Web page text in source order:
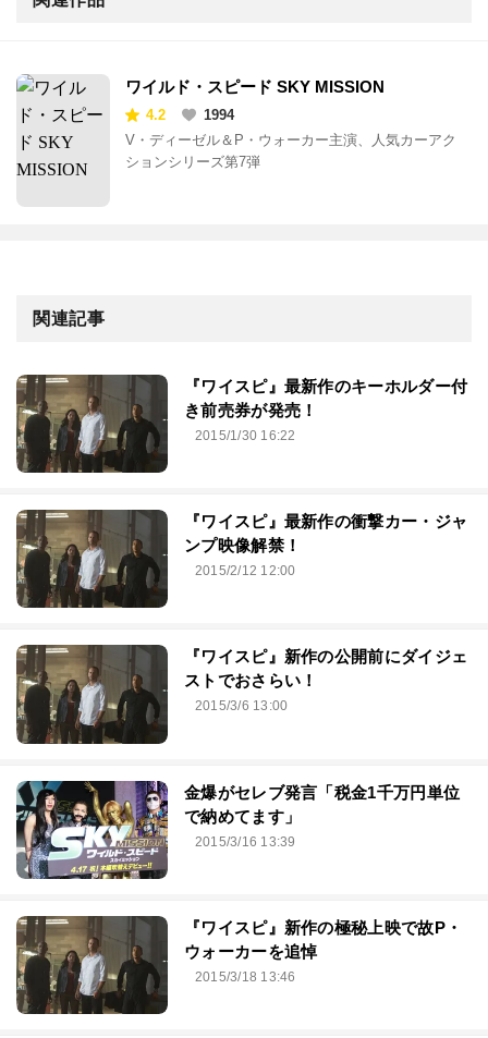
ワイルド・スピード SKY MISSION
4.2
1994
V・ディーゼル＆P・ウォーカー主演、人気カーアク
ションシリーズ第7弾
関連記事
『ワイスピ』最新作のキーホルダー付
き前売券が発売！
2015/1/30 16:22
『ワイスピ』最新作の衝撃カー・ジャ
ンプ映像解禁！
2015/2/12 12:00
『ワイスピ』新作の公開前にダイジェ
ストでおさらい！
2015/3/6 13:00
金爆がセレブ発言「税金1千万円単位
で納めてます」
2015/3/16 13:39
『ワイスピ』新作の極秘上映で故P・
ウォーカーを追悼
2015/3/18 13:46